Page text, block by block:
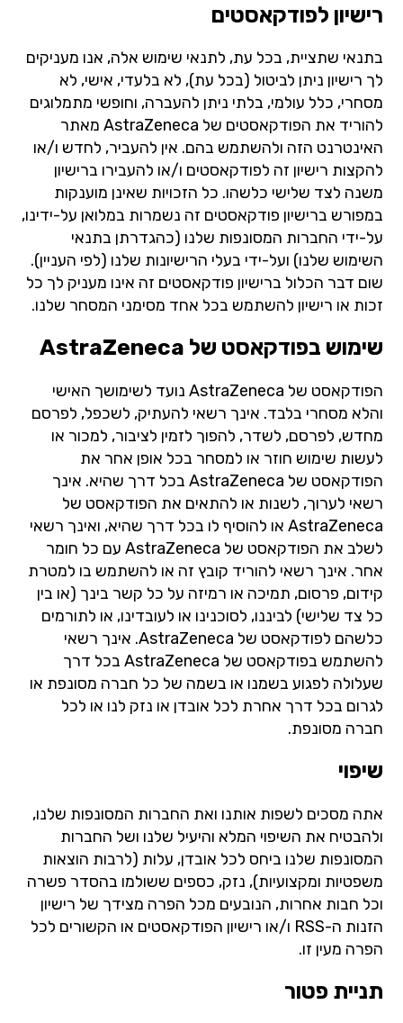
רישיון לפודקאסטים
בתנאי שתציית, בכל עת, לתנאי שימוש אלה, אנו מעניקים
לך רישיון ניתן לביטול (בכל עת), לא בלעדי, אישי, לא
מסחרי, כלל עולמי, בלתי ניתן להעברה, וחופשי מתמלוגים
להוריד את הפודקאסטים של AstraZeneca מאתר
האינטרנט הזה ולהשתמש בהם. אין להעביר, לחדש ו/או
להקצות רישיון זה לפודקאסטים ו/או להעבירו ברישיון
משנה לצד שלישי כלשהו. כל הזכויות שאינן מוענקות
במפורש ברישיון פודקאסטים זה נשמרות במלואן על-ידינו,
על-ידי החברות המסונפות שלנו (כהגדרתן בתנאי
השימוש שלנו) ועל-ידי בעלי הרישיונות שלנו (לפי העניין).
שום דבר הכלול ברישיון פודקאסטים זה אינו מעניק לך כל
זכות או רישיון להשתמש בכל אחד מסימני המסחר שלנו.
שימוש בפודקאסט של AstraZeneca
הפודקאסט של AstraZeneca נועד לשימושך האישי
והלא מסחרי בלבד. אינך רשאי להעתיק, לשכפל, לפרסם
מחדש, לפרסם, לשדר, להפוך לזמין לציבור, למכור או
לעשות שימוש חוזר או למסחר בכל אופן אחר את
הפודקאסט של AstraZeneca בכל דרך שהיא. אינך
רשאי לערוך, לשנות או להתאים את הפודקאסט של
AstraZeneca או להוסיף לו בכל דרך שהיא, ואינך רשאי
לשלב את הפודקאסט של AstraZeneca עם כל חומר
אחר. אינך רשאי להוריד קובץ זה או להשתמש בו למטרת
קידום, פרסום, תמיכה או רמיזה על כל קשר בינך (או בין
כל צד שלישי) לביננו, לסוכנינו או לעובדינו, או לתורמים
כלשהם לפודקאסט של AstraZeneca. אינך רשאי
להשתמש בפודקאסט של AstraZeneca בכל דרך
שעלולה לפגוע בשמנו או בשמה של כל חברה מסונפת או
לגרום בכל דרך אחרת לכל אובדן או נזק לנו או לכל
חברה מסונפת.
שיפוי
אתה מסכים לשפות אותנו ואת החברות המסונפות שלנו,
ולהבטיח את השיפוי המלא והיעיל שלנו ושל החברות
המסונפות שלנו ביחס לכל אובדן, עלות (לרבות הוצאות
משפטיות ומקצועיות), נזק, כספים ששולמו בהסדר פשרה
וכל חבות אחרות, הנובעים מכל הפרה מצידך של רישיון
הזנות ה-RSS ו/או רישיון הפודקאסטים או הקשורים לכל
הפרה מעין זו.
תניית פטור